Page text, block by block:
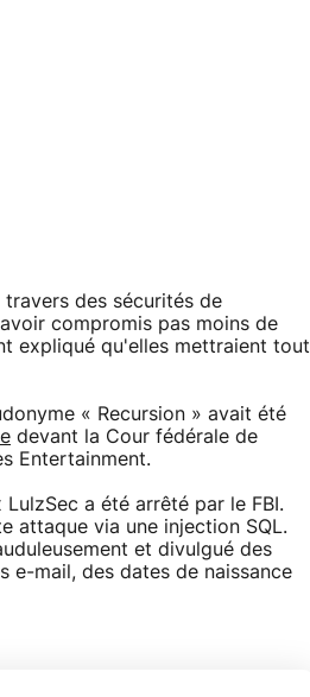
des sécurités de
compromis pas moins de
expliqué qu'elles mettraient tout
« Recursion » avait été
devant la Cour fédérale de
Entertainment.
a été arrêté par le FBI.
attaque via une injection SQL.
et divulgué des
e-mail, des dates de naissance